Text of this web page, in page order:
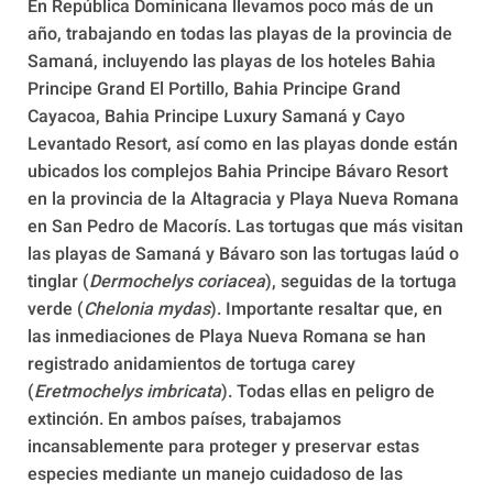
En República Dominicana llevamos poco más de un
año, trabajando en todas las playas de la provincia de
Samaná, incluyendo las playas de los hoteles Bahia
Principe Grand El Portillo, Bahia Principe Grand
Cayacoa, Bahia Principe Luxury Samaná y Cayo
Levantado Resort, así como en las playas donde están
ubicados los complejos Bahia Principe Bávaro Resort
en la provincia de la Altagracia y Playa Nueva Romana
en San Pedro de Macorís. Las tortugas que más visitan
las playas de Samaná y Bávaro son las tortugas laúd o
tinglar (Dermochelys coriacea), seguidas de la tortuga
verde (Chelonia mydas). Importante resaltar que, en
las inmediaciones de Playa Nueva Romana se han
registrado anidamientos de tortuga carey
(Eretmochelys imbricata). Todas ellas en peligro de
extinción. En ambos países, trabajamos
incansablemente para proteger y preservar estas
especies mediante un manejo cuidadoso de las